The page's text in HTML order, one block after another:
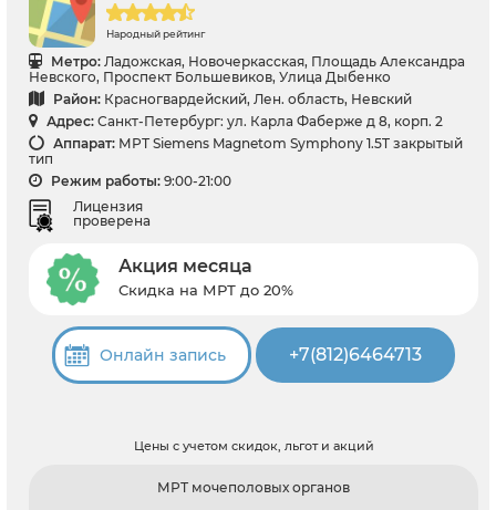
Народный рейтинг
Метро: Ладожская, Новочеркасская, Площадь Александра
Невского, Проспект Большевиков, Улица Дыбенко
Район: Красногвардейский, Лен. область, Невский
Адрес: Санкт-Петербург: ул. Карла Фаберже д 8, корп. 2
Аппарат: МРТ Siemens Magnetom Symphony 1.5T закрытый
тип
Режим работы: 9:00-21:00
Лицензия
проверена
Акция месяца
Скидка на МРТ до 20%
Онлайн запись +7(812)6464713
Цены с учетом скидок, льгот и акций
МРТ мочеполовых органов